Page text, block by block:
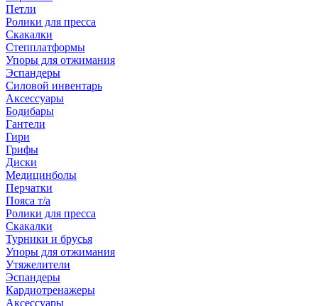
Петли
Ролики для пресса
Скакалки
Степплатформы
Упоры для отжимания
Эспандеры
Силовой инвентарь
Аксессуары
Бодибары
Гантели
Гири
Грифы
Диски
Медицинболы
Перчатки
Пояса т/а
Ролики для пресса
Скакалки
Турники и брусья
Упоры для отжимания
Утяжелители
Эспандеры
Кардиотренажеры
Аксессуары